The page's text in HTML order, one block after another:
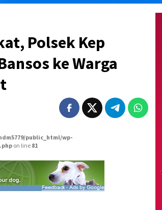
Polsek Kep
ke Warga
public_html/wp-
on line 81